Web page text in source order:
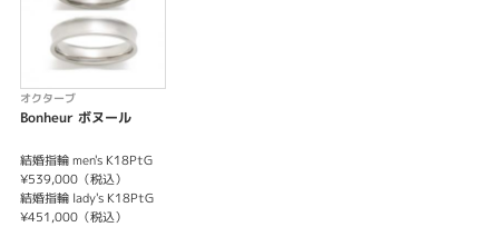
オクターブ
Bonheur ボヌール
結婚指輪 men's K18PtG
¥539,000（税込）
結婚指輪 lady's K18PtG
¥451,000（税込）